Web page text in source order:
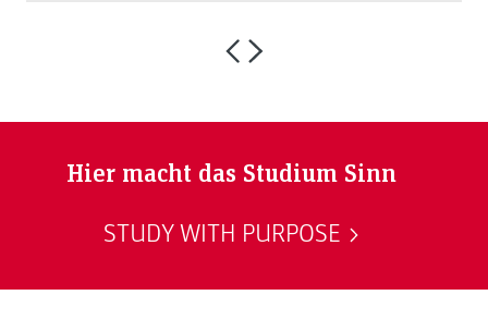
Hier macht das Studium Sinn
STUDY WITH PURPOSE